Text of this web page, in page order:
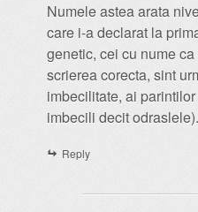
Numele astea arata
care i-a declarat la
genetic, cei cu nume
scrierea corecta, sint
imbecilitate, ai
imbecili decit odraslele).
Reply